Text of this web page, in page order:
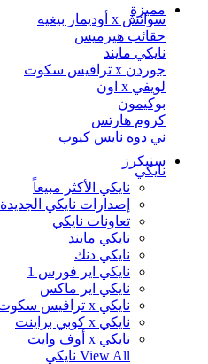
مميزة
سواتش x أوديمار بيغيه
حقائب هيرميس
نايكي مايند
جوردن x ترافيس سكوت
لويفي x اون
بوكيمون
كروم هارتس
ني دوه نايس كيوب
سنيكرز
نايكي
نايكي الأكثر مبيعاً
إصدارات نايكي الجديدة
تعاونات نايكي
نايكي مايند
نايكي دنك
نايكي اير فورس 1
نايكي اير ماكس
نايكي x ترافيس سكوت
نايكي x كوبي براينت
نايكي x أوف وايت
View All نايكي